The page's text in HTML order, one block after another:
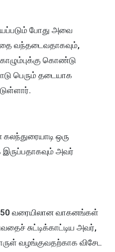
போது அவை
வந்தடைவதாகவும்,
கொண்டு
பெரும் தடையாக
ஒரு
அவர்
வரையிலான வாகனங்கள்
சுட்டிக்காட்டிய அவர்,
வழங்குவதற்காக விசேட